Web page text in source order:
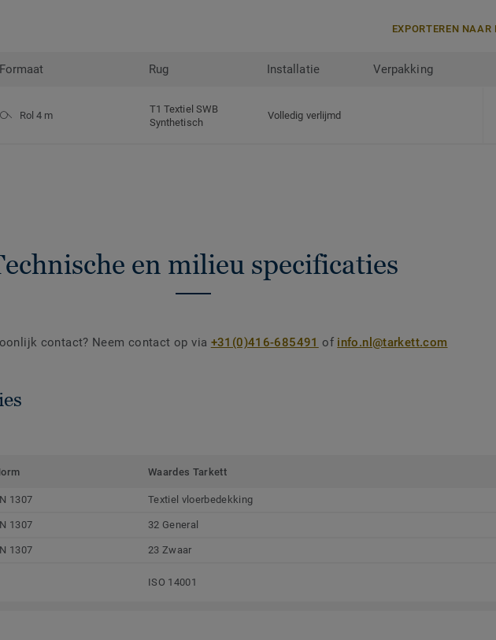
EXPORTEREN NAAR
Formaat Rug Installatie Verpakking
Rol 4 m
T1 Textiel SWB
Synthetisch
Volledig verlijmd
en milieu specificaties
contact? Neem contact op via +31(0)416-685491 of info.nl@tarkett.com
Waardes Tarkett
1307 Textiel vloerbedekking
1307 32 General
1307 23 Zwaar
ISO 14001